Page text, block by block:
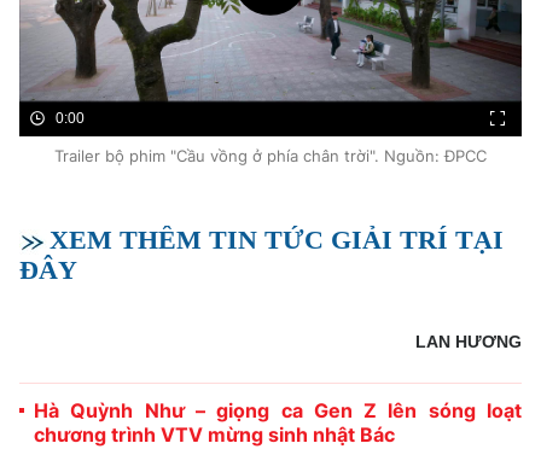
0:00
Trailer bộ phim "Cầu vồng ở phía chân trời". Nguồn: ĐPCC
XEM THÊM TIN TỨC GIẢI TRÍ TẠI
ĐÂY
LAN HƯƠNG
Hà Quỳnh Như – giọng ca Gen Z lên sóng loạt
chương trình VTV mừng sinh nhật Bác